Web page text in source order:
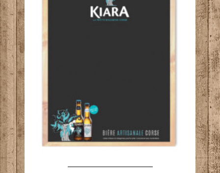
- - - - - - - - - - - - - - - - - - - - - -